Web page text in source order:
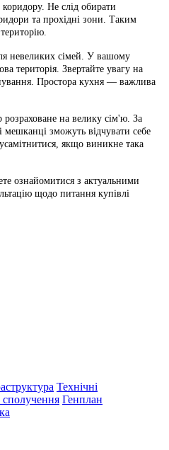
Не слід обирати
та прохідні зони. Таким
невеликих сімей. У вашому
територія. Звертайте увагу на
Простора кухня — важлива
на велику сім'ю. За
мешканці зможуть відчувати себе
якщо виникне така
ознайомитися з актуальними
щодо питання купівлі
Технічні
Генплан